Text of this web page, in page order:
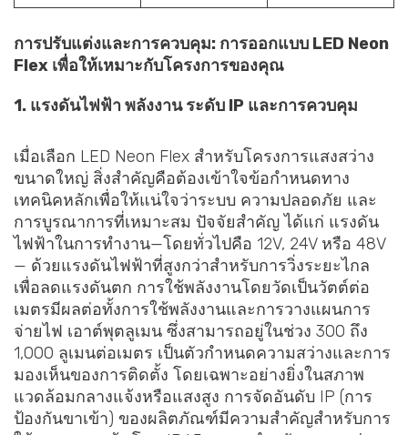
การปรับแต่งและการควบคุม: การออกแบบ LED Neon
Flex เพื่อให้เหมาะกับโครงการของคุณ
1. แรงดันไฟฟ้า พลังงาน ระดับ IP และการควบคุม
เมื่อเลือก LED Neon Flex สำหรับโครงการแสงสว่าง
ขนาดใหญ่ สิ่งสำคัญคือต้องเข้าใจข้อกำหนดทาง
เทคนิคหลักเพื่อให้แน่ใจว่าระบบ ความปลอดภัย และ
การบูรณาการที่เหมาะสม ปัจจัยสำคัญ ได้แก่ แรงดัน
ไฟฟ้าในการทำงาน—โดยทั่วไปคือ 12V, 24V หรือ 48V
— ด้วยแรงดันไฟฟ้าที่สูงกว่าสำหรับการวิ่งระยะไกล
เพื่อลดแรงดันตก การใช้พลังงานโดยวัดเป็นวัตต์ต่อ
เมตรมีผลต่อทั้งการใช้พลังงานและการวางแผนการ
จ่ายไฟ เอาต์พุตลูเมน ซึ่งสามารถอยู่ในช่วง 300 ถึง
1,000 ลูเมนต่อเมตร เป็นตัวกำหนดความสว่างและการ
มองเห็นของการติดตั้ง โดยเฉพาะอย่างยิ่งในสภาพ
แวดล้อมกลางแจ้งหรือแสงสูง การจัดอันดับ IP (การ
ป้องกันขาเข้า) ของผลิตภัณฑ์มีความสำคัญสำหรับการ